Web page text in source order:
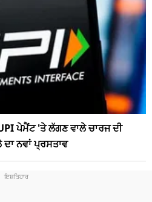
ਪੇਮੈਂਟ 'ਤੇ ਲੱਗਣ ਵਾਲੇ ਚਾਰਜ ਦੀ
ਨਵਾਂ ਪ੍ਰਸਤਾਵ